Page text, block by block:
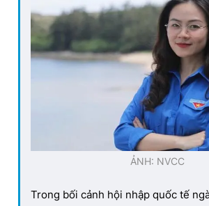
ẢNH: NVCC
Trong bối cảnh hội nhập quốc tế